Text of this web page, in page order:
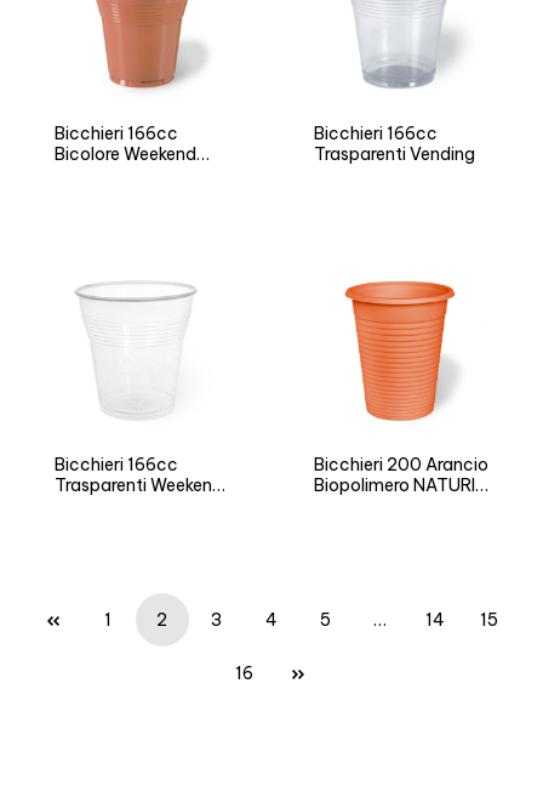
Bicchieri 166cc
Bicolore Weekend
Bicchieri 166cc
Trasparenti Vending
Bicchieri 166cc
Trasparenti Weekend
Bicchieri 200 Arancio
Biopolimero NATURIA
1 2 3 4 5 … 14 15
16